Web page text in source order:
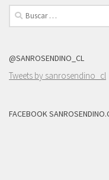
Buscar:
@SANROSENDINO_CL
Tweets by sanrosendino_cl
FACEBOOK